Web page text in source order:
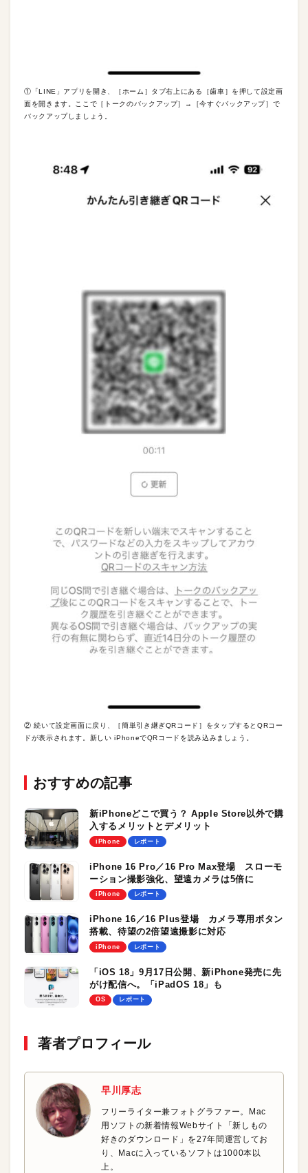
①「LINE」アプリを開き、［ホーム］タブ右上にある［歯車］を押して設定画
面を開きます。ここで［トークのバックアップ］→［今すぐバックアップ］で
バックアップしましょう。
② 続いて設定画面に戻り、［簡単引き継ぎQRコード］をタップするとQRコー
ドが表示されます。新しい iPhoneでQRコードを読み込みましょう。
おすすめの記事
新iPhoneどこで買う？ Apple Store以外で購
入するメリットとデメリット
iPhone レポート
iPhone 16 Pro／16 Pro Max登場 スローモ
ーション撮影強化、望遠カメラは5倍に
iPhone レポート
iPhone 16／16 Plus登場 カメラ専用ボタン
搭載、待望の2倍望遠撮影に対応
iPhone レポート
「iOS 18」9月17日公開、新iPhone発売に先
がけ配信へ。「iPadOS 18」も
OS レポート
著者プロフィール
早川厚志
フリーライター兼フォトグラファー。Mac
用ソフトの新着情報Webサイト「新しもの
好きのダウンロード」を27年間運営してお
り、Macに入っているソフトは1000本以
上。